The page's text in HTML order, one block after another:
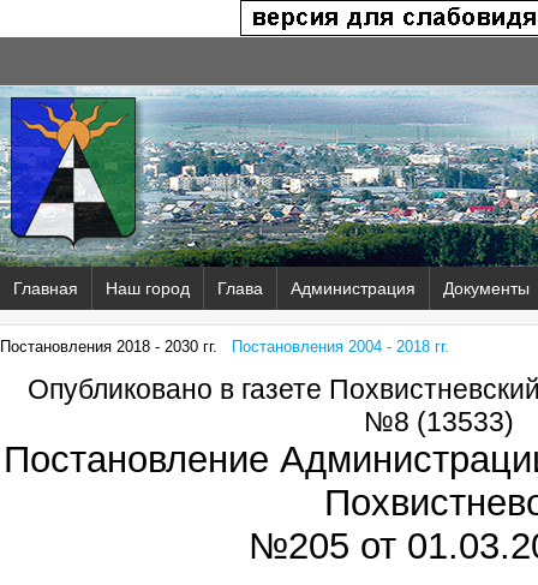
Главная Наш город Глава Администрация Документы
Постановления 2018 - 2030 гг. Постановления 2004 - 2018 гг.
Опубликовано в газете
№8 (13533)
Постановление
№205 от